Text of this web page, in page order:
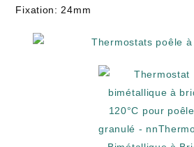
Fixation: 24mm